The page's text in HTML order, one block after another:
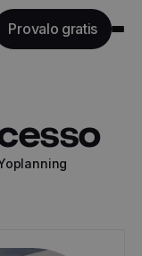
Provalo gratis